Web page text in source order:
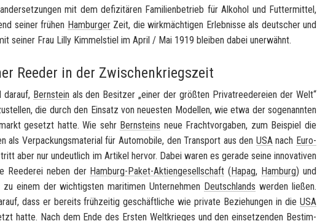
mit dem de­fi­zi­tä­ren Fa­mi­li­en­be­trieb für Al­ko­hol und Fut­ter­mit­tel,
sei­ner frü­hen Ham­bur­gerZeit, die wirk­mäch­ti­gen Er­leb­nis­se als deut­scher und
sei­ner Frau Lilly Kim­mel­stiel im April / Mai 1919 blei­ben dabei un­er­wähnt.
Reeder in der Zwischenkriegszeit
Bern­stein als den Be­sit­zer „einer der größ­ten Pri­vat­ree­de­rei­en der Welt“
die durch den Ein­satz von neu­es­ten Mo­del­len, wie etwa der so­ge­nann­ten
ge­setzt hatte. Wie sehr Bern­steins neue Fracht­vor­ga­ben, zum Bei­spiel die
als Ver­pa­ckungs­ma­te­ri­al für Au­to­mo­bi­le, den Trans­port aus den USAnach Eu­ro­
aber nur un­deut­lich im Ar­ti­kel her­vor. Dabei waren es ge­ra­de seine in­no­va­ti­ven
Ree­de­rei neben der Hamburg-​Paket-Aktiengesellschaft (Hapag, Ham­burg) und
zu einem der wich­tigs­ten ma­ri­ti­men Un­ter­neh­men Deutsch­lands wer­den lie­ßen.
dass er be­reits früh­zei­tig ge­schäft­li­che wie pri­va­te Be­zie­hun­gen in die USA
hatte. Nach dem Ende des Ers­ten Welt­krie­ges und den ein­set­zen­den Be­stim­